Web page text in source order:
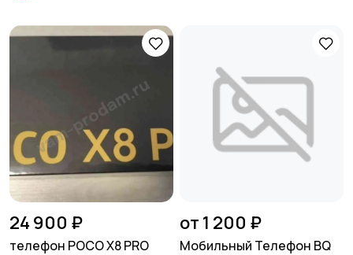
24 900 ₽
телефон POCO Х8 PRO
от 1 200 ₽
Мобильный Телефон BQ